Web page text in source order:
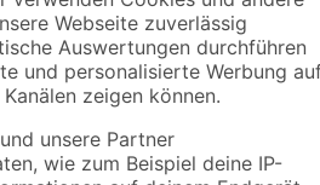
Versandarten